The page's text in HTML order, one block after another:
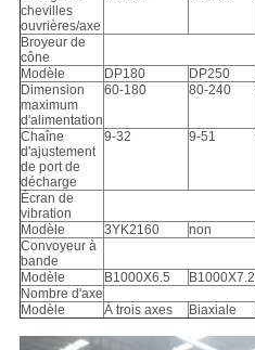
chevilles
ouvrières/axe
Broyeur de
cône
Modèle
DP180 DP250
Dimension
maximum
d'alimentation
60-180 80-240
Chaîne
d'ajustement
de port de
décharge
9-32 9-51
Écran de
vibration
Modèle
3YK2160 non
Convoyeur à
bande
Modèle
B1000X6.5 B1000X7.2
Nombre d'axe
Modèle
À trois axes Biaxiale